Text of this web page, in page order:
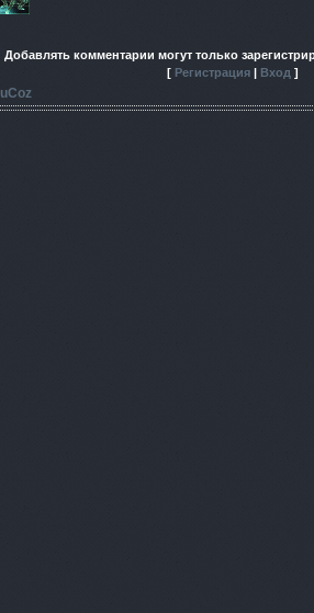
Добавлять комментарии могут только
[ Регистрация | Вход ]
uCoz